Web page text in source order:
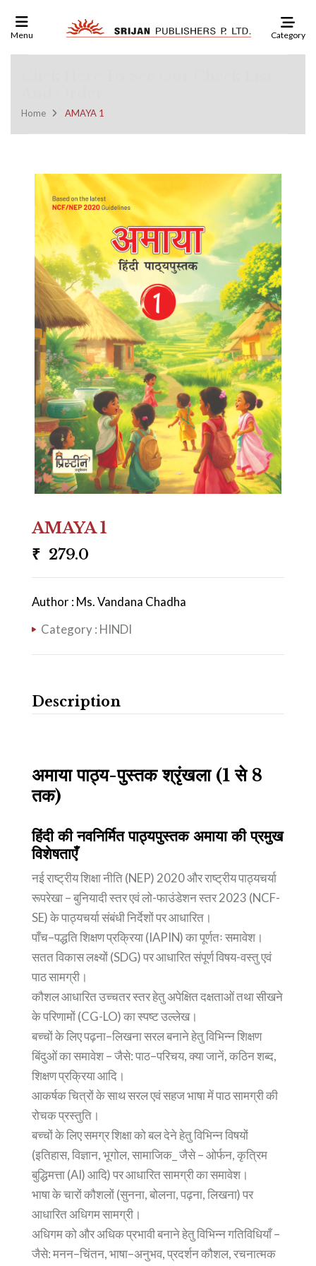
Menu Category
Home AMAYA 1
AMAYA 1
₹ 279.0
Author : Ms. Vandana Chadha
Category : HINDI
Description
अमाया पाठ्य-पुस्तक श्रृंखला (1 से 8
तक)
हिंदी की नवनिर्मित पाठ्यपुस्तक अमाया की प्रमुख
विशेषताएँ
नई राष्ट्रीय शिक्षा नीति (NEP) 2020 और राष्ट्रीय पाठ्यचर्या
रूपरेखा – बुनियादी स्तर एवं लो-फाउंडेशन स्तर 2023 (NCF-
SE) के पाठ्यचर्या संबंधी निर्देशों पर आधारित।
पाँच–पद्धति शिक्षण प्रक्रिया (IAPIN) का पूर्णतः समावेश।
सतत विकास लक्ष्यों (SDG) पर आधारित संपूर्ण विषय-वस्तु एवं
पाठ सामग्री।
कौशल आधारित उच्चतर स्तर हेतु अपेक्षित दक्षताओं तथा सीखने
के परिणामों (CG-LO) का स्पष्ट उल्लेख।
बच्चों के लिए पढ़ना–लिखना सरल बनाने हेतु विभिन्न शिक्षण
बिंदुओं का समावेश – जैसे: पाठ–परिचय, क्या जानें, कठिन शब्द,
शिक्षण प्रक्रिया आदि।
आकर्षक चित्रों के साथ सरल एवं सहज भाषा में पाठ सामग्री की
रोचक प्रस्तुति।
बच्चों के लिए समग्र शिक्षा को बल देने हेतु विभिन्न विषयों
(इतिहास, विज्ञान, भूगोल, सामाजिक_ जैसे – ओर्फन, कृत्रिम
बुद्धिमत्ता (AI) आदि) पर आधारित सामग्री का समावेश।
भाषा के चारों कौशलों (सुनना, बोलना, पढ़ना, लिखना) पर
आधारित अधिगम सामग्री।
अधिगम को और अधिक प्रभावी बनाने हेतु विभिन्न गतिविधियाँ –
जैसे: मनन–चिंतन, भाषा–अनुभव, प्रदर्शन कौशल, रचनात्मक